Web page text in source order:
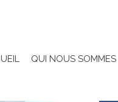
QUI NOUS SOMMES